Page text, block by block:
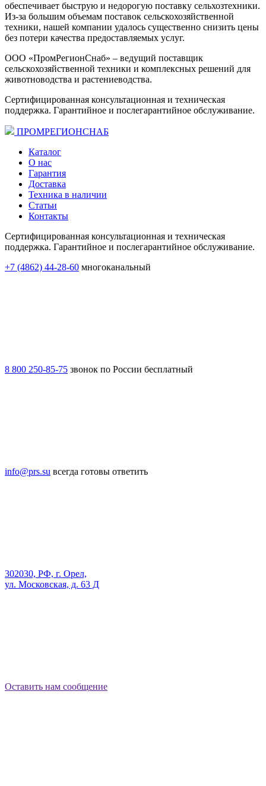
обеспечивает быструю и недорогую поставку сельхозтехники.
Из-за большим объемам поставок сельскохозяйственной
техники, нашей компании удалось существенно снизить цены
без потери качества предоставляемых услуг.
ООО «ПромРегионСнаб» – ведущий поставщик
сельскохозяйственной техники и комплексных решений для
животноводства и растениеводства.
Сертифицированная консультационная и техническая
поддержка. Гарантийное и послегарантийное обслуживание.
ПРОМРЕГИОНСНАБ
Каталог
О нас
Гарантия
Доставка
Техника в наличии
Статьи
Контакты
Сертифицированная консультационная и техническая
поддержка. Гарантийное и послегарантийное обслуживание.
+7 (4862) 44-28-60 многоканальный
8 800 250-85-75 звонок по России бесплатный
info@prs.su всегда готовы ответить
302030, РФ, г. Орел,
ул. Московская, д. 63 Д
Оставить нам сообщение